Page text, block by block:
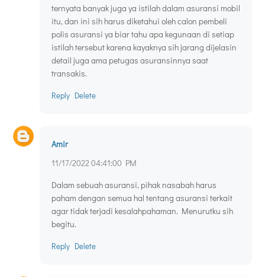
ternyata banyak juga ya istilah dalam asuransi mobil
itu, dan ini sih harus diketahui oleh calon pembeli
polis asuransi ya biar tahu apa kegunaan di setiap
istilah tersebut karena kayaknya sih jarang dijelasin
detail juga ama petugas asuransinnya saat
transakis.
Reply Delete
Amir
11/17/2022 04:41:00 PM
Dalam sebuah asuransi, pihak nasabah harus
paham dengan semua hal tentang asuransi terkait
agar tidak terjadi kesalahpahaman. Menurutku sih
begitu.
Reply Delete